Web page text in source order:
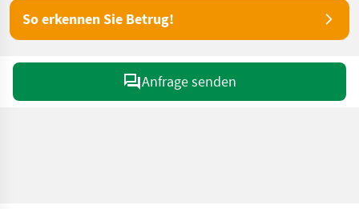
So erkennen Sie Betrug!
Anfrage senden